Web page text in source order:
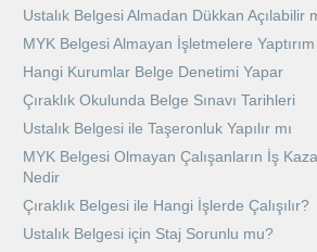
Ustalık Belgesi Almadan Dükkan Açılabilir
MYK Belgesi Almayan İşletmelere Yaptırım
Hangi Kurumlar Belge Denetimi Yapar
Çıraklık Okulunda Belge Sınavı Tarihleri
Ustalık Belgesi ile Taşeronluk Yapılır mı
MYK Belgesi Olmayan Çalışanların İş
Nedir
Çıraklık Belgesi ile Hangi İşlerde Çalışılır?
Ustalık Belgesi için Staj Sorunlu mu?